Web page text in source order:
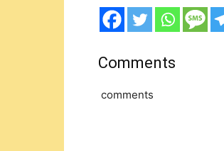
Comments
comments